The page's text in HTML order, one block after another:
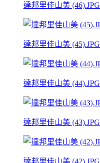
達邦里佳山美 (46).JPG
達邦里佳山美 (45).JPG
達邦里佳山美 (44).JPG
達邦里佳山美 (43).JPG
達邦里佳山美 (42).JPG